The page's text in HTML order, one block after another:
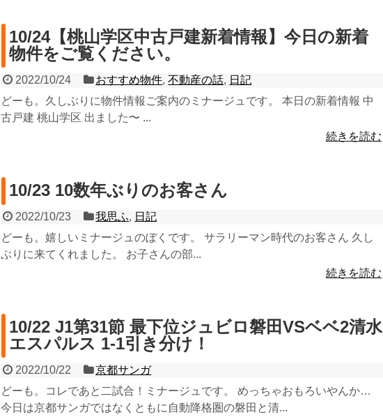
10/24【桃山学区中古戸建新着情報】今日の新着
物件をご覧ください。
2022/10/24 おすすめ物件,不動産の話, 日記
どーも。久しぶりに物件情報ご案内のミナージュです。 本日の新着情報 中
古戸建 桃山学区 出ました〜 ...
続きを読む
10/23 10数年ぶりのお客さん
2022/10/23 我思ふ, 日記
どーも。嬉しいミナージュのぼくです。 サラリーマン時代のお客さん 久し
ぶりに来てくれました。 お子さんの部...
続きを読む
10/22 J1第31節 最下位ジュビロ磐田VSベベ2清水
エスパルス 1-1引き分け！
2022/10/22
京都サンガ
どーも。コレであと二試合！ミナージュです。 めっちゃおもろいやんか…
今日は京都サンガではなくともに自動降格圏の磐田と清...